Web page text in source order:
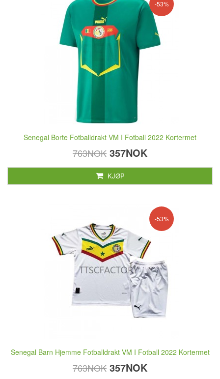
-53%
Senegal Borte Fotballdrakt VM I Fotball 2022 Kortermet
763NOK 357NOK
KJØP
-53%
Senegal Barn Hjemme Fotballdrakt VM I Fotball 2022 Kortermet
763NOK 357NOK